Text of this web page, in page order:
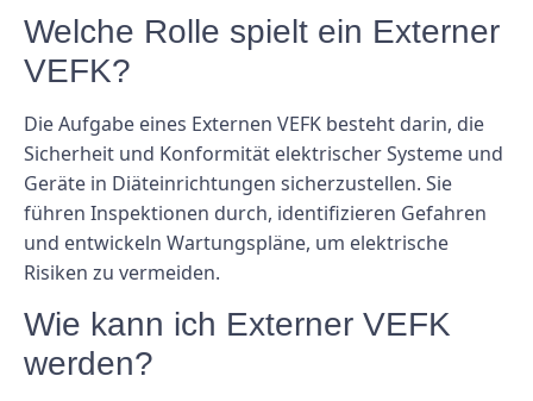
Welche Rolle spielt ein Externer
VEFK?
Die Aufgabe eines Externen VEFK besteht darin, die
Sicherheit und Konformität elektrischer Systeme und
Geräte in Diäteinrichtungen sicherzustellen. Sie
führen Inspektionen durch, identifizieren Gefahren
und entwickeln Wartungspläne, um elektrische
Risiken zu vermeiden.
Wie kann ich Externer VEFK
werden?